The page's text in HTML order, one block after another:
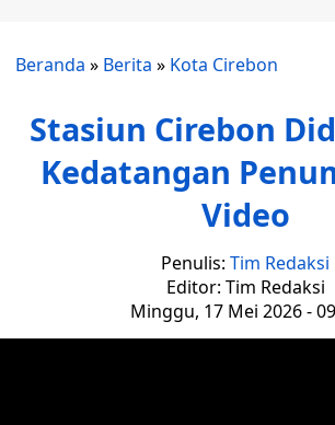
Beranda » Berita » Kota Cirebon
Stasiun Cirebon
Kedatangan
Video
Penulis: Tim Redaksi
Editor: Tim Redaksi
Minggu, 17 Mei 2026 -